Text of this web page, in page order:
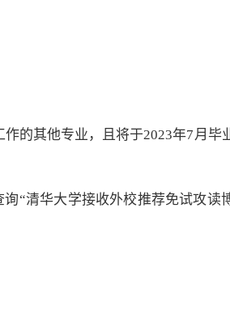
的其他专业，且将于2023年7月毕
“清华大学接收外校推荐免试攻读